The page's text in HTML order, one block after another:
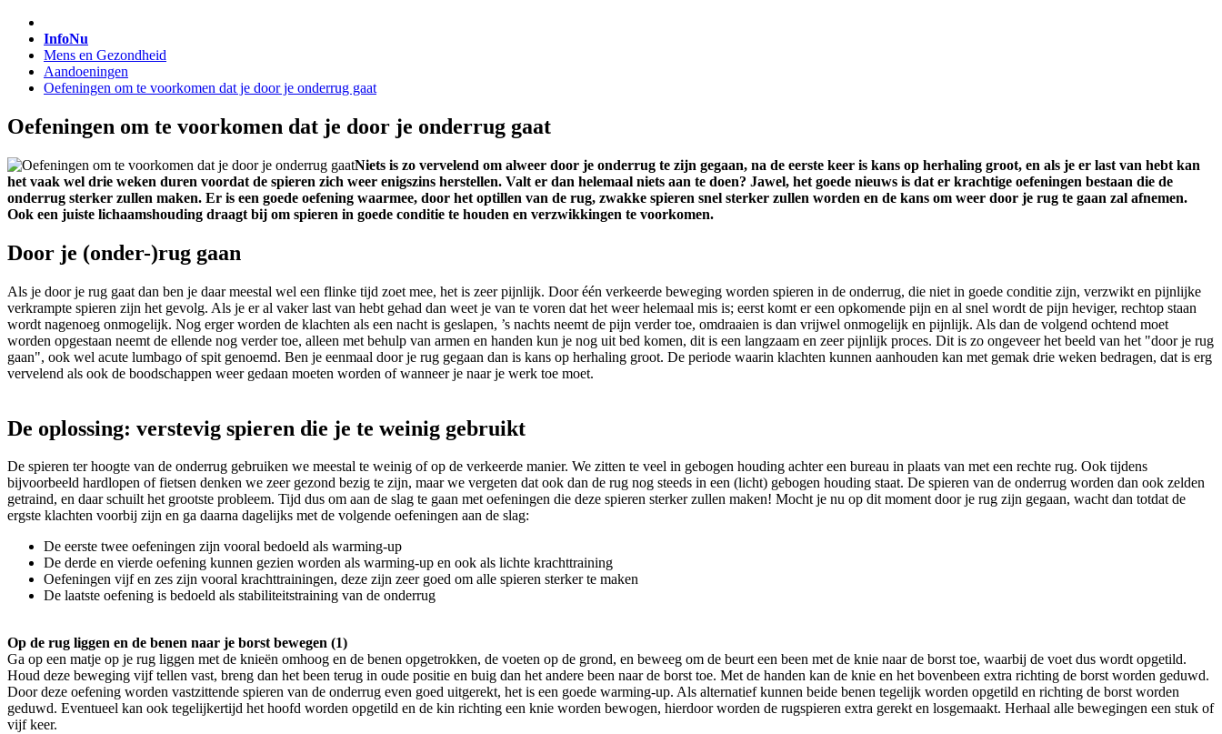
InfoNu
Mens en Gezondheid
Aandoeningen
Oefeningen om te voorkomen dat je door je onderrug gaat
Oefeningen om te voorkomen dat je door je onderrug gaat
Niets is zo vervelend om alweer door je onderrug te zijn gegaan, na de eerste keer is kans op herhaling groot, en als je er last van hebt kan
het vaak wel drie weken duren voordat de spieren zich weer enigszins herstellen. Valt er dan helemaal niets aan te doen? Jawel, het goede nieuws is dat er krachtige oefeningen bestaan die de
onderrug sterker zullen maken. Er is een goede oefening waarmee, door het optillen van de rug, zwakke spieren snel sterker zullen worden en de kans om weer door je rug te gaan zal afnemen.
Ook een juiste lichaamshouding draagt bij om spieren in goede conditie te houden en verzwikkingen te voorkomen.
Door je (onder-)rug gaan
Als je door je rug gaat dan ben je daar meestal wel een flinke tijd zoet mee, het is zeer pijnlijk. Door één verkeerde beweging worden spieren in de onderrug, die niet in goede conditie zijn, verzwikt en pijnlijke
verkrampte spieren zijn het gevolg. Als je er al vaker last van hebt gehad dan weet je van te voren dat het weer helemaal mis is; eerst komt er een opkomende pijn en al snel wordt de pijn heviger, rechtop staan
wordt nagenoeg onmogelijk. Nog erger worden de klachten als een nacht is geslapen, ’s nachts neemt de pijn verder toe, omdraaien is dan vrijwel onmogelijk en pijnlijk. Als dan de volgend ochtend moet
worden opgestaan neemt de ellende nog verder toe, alleen met behulp van armen en handen kun je nog uit bed komen, dit is een langzaam en zeer pijnlijk proces. Dit is zo ongeveer het beeld van het "door je rug
gaan", ook wel acute lumbago of spit genoemd. Ben je eenmaal door je rug gegaan dan is kans op herhaling groot. De periode waarin klachten kunnen aanhouden kan met gemak drie weken bedragen, dat is erg
vervelend als ook de boodschappen weer gedaan moeten worden of wanneer je naar je werk toe moet.
De oplossing: verstevig spieren die je te weinig gebruikt
De spieren ter hoogte van de onderrug gebruiken we meestal te weinig of op de verkeerde manier. We zitten te veel in gebogen houding achter een bureau in plaats van met een rechte rug. Ook tijdens
bijvoorbeeld hardlopen of fietsen denken we zeer gezond bezig te zijn, maar we vergeten dat ook dan de rug nog steeds in een (licht) gebogen houding staat. De spieren van de onderrug worden dan ook zelden
getraind, en daar schuilt het grootste probleem. Tijd dus om aan de slag te gaan met oefeningen die deze spieren sterker zullen maken! Mocht je nu op dit moment door je rug zijn gegaan, wacht dan totdat de
ergste klachten voorbij zijn en ga daarna dagelijks met de volgende oefeningen aan de slag:
De eerste twee oefeningen zijn vooral bedoeld als warming-up
De derde en vierde oefening kunnen gezien worden als warming-up en ook als lichte krachttraining
Oefeningen vijf en zes zijn vooral krachttrainingen, deze zijn zeer goed om alle spieren sterker te maken
De laatste oefening is bedoeld als stabiliteitstraining van de onderrug
Op de rug liggen en de benen naar je borst bewegen (1)
Ga op een matje op je rug liggen met de knieën omhoog en de benen opgetrokken, de voeten op de grond, en beweeg om de beurt een been met de knie naar de borst toe, waarbij de voet dus wordt opgetild.
Houd deze beweging vijf tellen vast, breng dan het been terug in oude positie en buig dan het andere been naar de borst toe. Met de handen kan de knie en het bovenbeen extra richting de borst worden geduwd.
Door deze oefening worden vastzittende spieren van de onderrug even goed uitgerekt, het is een goede warming-up. Als alternatief kunnen beide benen tegelijk worden opgetild en richting de borst worden
geduwd. Eventueel kan ook tegelijkertijd het hoofd worden opgetild en de kin richting een knie worden bewogen, hierdoor worden de rugspieren extra gerekt en losgemaakt. Herhaal alle bewegingen een stuk of
vijf keer.